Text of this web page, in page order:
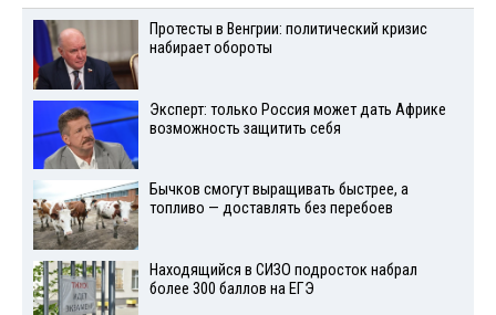
Протесты в Венгрии: политический кризис
набирает обороты
Эксперт: только Россия может дать Африке
возможность защитить себя
Бычков смогут выращивать быстрее, а
топливо — доставлять без перебоев
Находящийся в СИЗО подросток набрал
более 300 баллов на ЕГЭ